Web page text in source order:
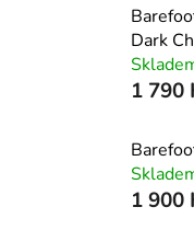
Dark
1 790
1 900